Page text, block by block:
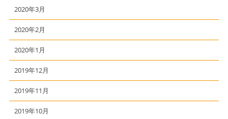
2020年3月
2020年2月
2020年1月
2019年12月
2019年11月
2019年10月